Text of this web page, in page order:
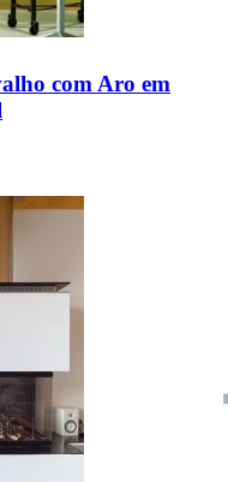
com Aro em